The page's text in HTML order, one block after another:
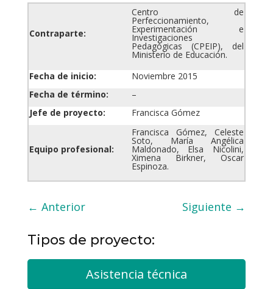
Contraparte:
Centro de
Perfeccionamiento,
Experimentación e
Investigaciones
Pedagógicas (CPEIP), del
Ministerio de Educación.
Fecha de inicio:
Noviembre 2015
Fecha de término:
–
Jefe de proyecto:
Francisca Gómez
Equipo profesional:
Francisca Gómez, Celeste
Soto, María Angélica
Maldonado, Elsa Nicolini,
Ximena Birkner, Oscar
Espinoza.
← Anterior Siguiente →
Tipos de proyecto:
Asistencia técnica